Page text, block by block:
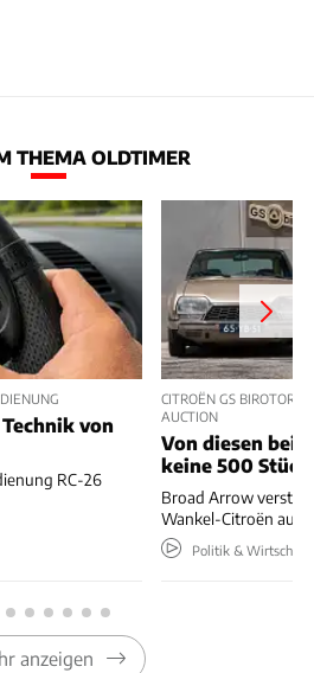
THEMA OLDTIMER
von
RC-26
CITROËN GS BIROTOR
AUCTION
Von diesen
keine 500 Stück
Broad Arrow
Wankel-Citroën aus
Politik & Wirtschaft
anzeigen